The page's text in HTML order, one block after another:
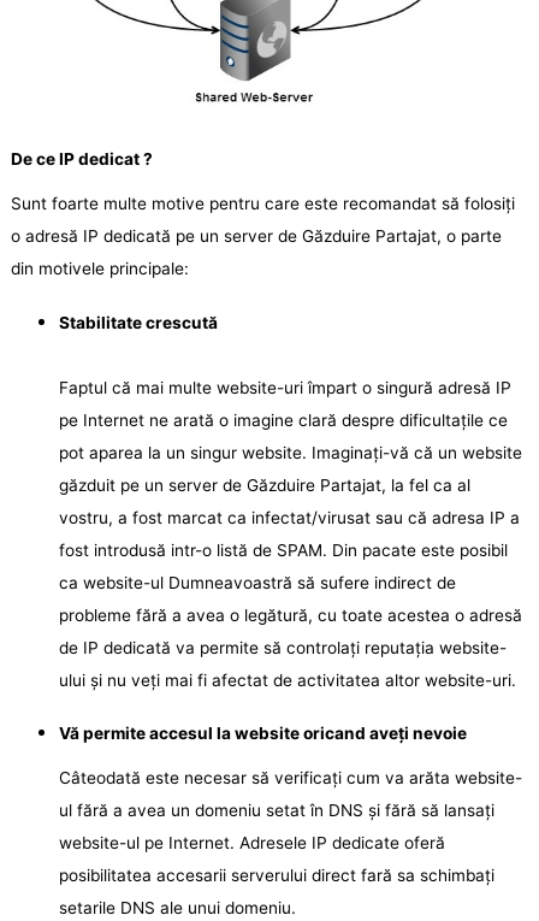
De ce IP dedicat ?
Sunt foarte multe motive pentru care este recomandat să folosiți
o adresă IP dedicată pe un server de Găzduire Partajat, o parte
din motivele principale:
Stabilitate crescută
Faptul că mai multe website-uri împart o singură adresă IP
pe Internet ne arată o imagine clară despre dificultațile ce
pot aparea la un singur website. Imaginați-vă că un website
găzduit pe un server de Găzduire Partajat, la fel ca al
vostru, a fost marcat ca infectat/virusat sau că adresa IP a
fost introdusă intr-o listă de SPAM. Din pacate este posibil
ca website-ul Dumneavoastră să sufere indirect de
probleme fără a avea o legătură, cu toate acestea o adresă
de IP dedicată va permite să controlați reputația website-
ului și nu veți mai fi afectat de activitatea altor website-uri.
Vă permite accesul la website oricand aveți nevoie
Câteodată este necesar să verificați cum va arăta website-
ul fără a avea un domeniu setat în DNS și fără să lansați
website-ul pe Internet. Adresele IP dedicate oferă
posibilitatea accesarii serverului direct fară sa schimbați
setarile DNS ale unui domeniu.